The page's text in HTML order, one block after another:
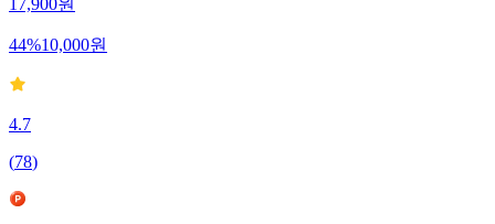
17,900원
44%10,000원
4.7
(78)